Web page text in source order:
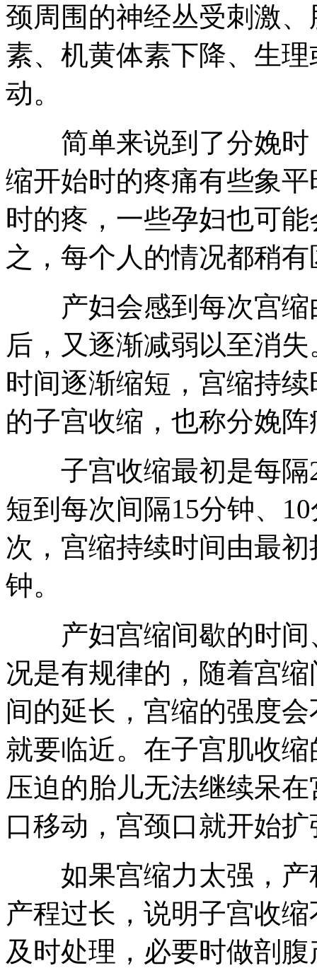
颈周围的神经丛受刺激
素、机黄体素下降、生
动。
简单来说到了分娩时
缩开始时的疼痛有些象平
时的疼，一些孕妇也可
之，每个人的情况都稍
产妇会感到每次宫缩
后，又逐渐减弱以至消
时间逐渐缩短，宫缩持
的子宫收缩，也称分娩阵
子宫收缩最初是每隔
短到每次间隔15分钟、
次，宫缩持续时间由最
钟。
产妇宫缩间歇的时间
况是有规律的，随着宫
间的延长，宫缩的强度
就要临近。在子宫肌收
压迫的胎儿无法继续呆
口移动，宫颈口就开始
如果宫缩力太强，产
产程过长，说明子宫收
及时处理，必要时做剖腹